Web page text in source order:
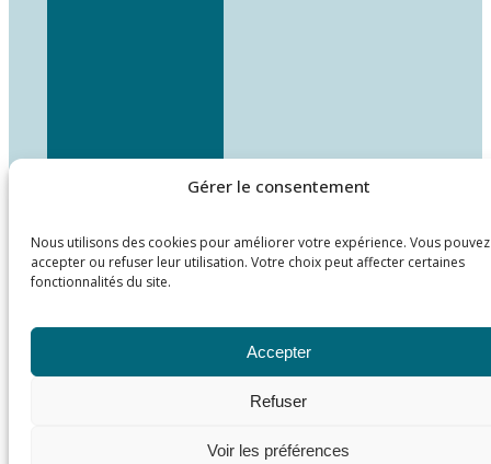
Gérer le consentement
Nous utilisons des cookies pour améliorer votre expérience. Vous pouvez
accepter ou refuser leur utilisation. Votre choix peut affecter certaines
fonctionnalités du site.
Accepter
Refuser
Voir les préférences